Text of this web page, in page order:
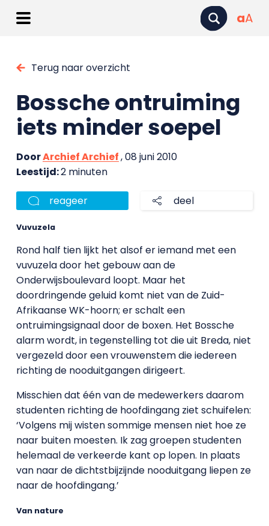
aA
Terug naar overzicht
Bossche ontruiming
iets minder soepel
DoorArchief Archief, 08 juni 2010
Leestijd:2 minuten
reageer deel
Vuvuzela
Rond half tien lijkt het alsof er iemand met een
vuvuzela door het gebouw aan de
Onderwijsboulevard loopt. Maar het
doordringende geluid komt niet van de Zuid-
Afrikaanse WK-hoorn; er schalt een
ontruimingsignaal door de boxen. Het Bossche
alarm wordt, in tegenstelling tot die uit Breda, niet
vergezeld door een vrouwenstem die iedereen
richting de nooduitgangen dirigeert.
Misschien dat één van de medewerkers daarom
studenten richting de hoofdingang ziet schuifelen:
‘Volgens mij wisten sommige mensen niet hoe ze
naar buiten moesten. Ik zag groepen studenten
helemaal de verkeerde kant op lopen. In plaats
van naar de dichtstbijzijnde nooduitgang liepen ze
naar de hoofdingang.’
Van nature